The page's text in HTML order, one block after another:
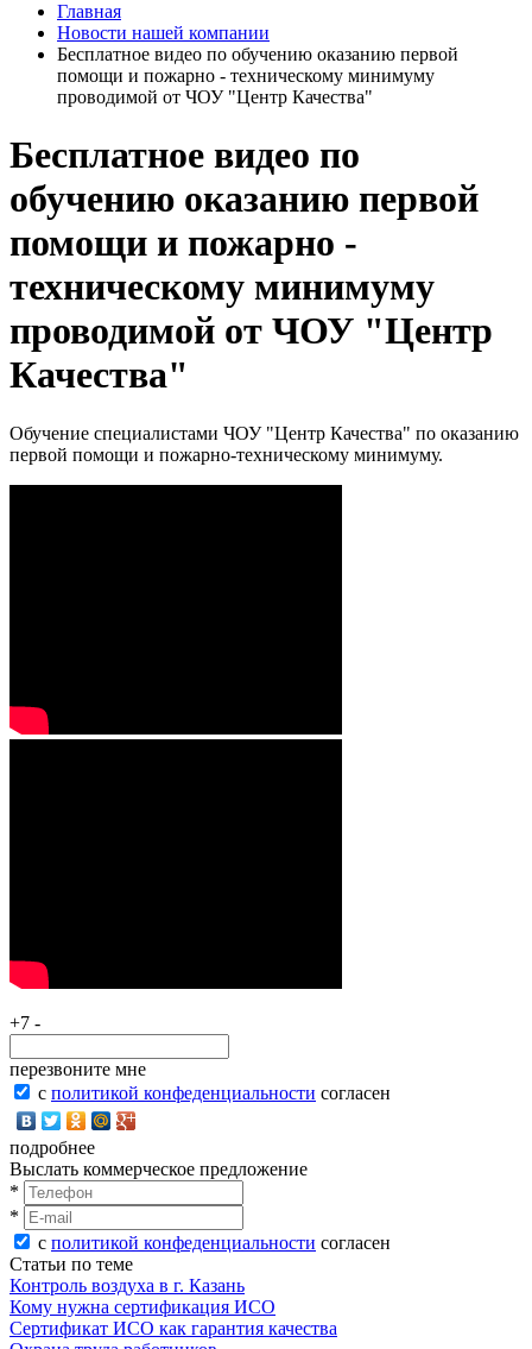
Главная
Новости нашей компании
Бесплатное видео по обучению оказанию первой
помощи и пожарно - техническому минимуму
проводимой от ЧОУ "Центр Качества"
Бесплатное видео по
обучению оказанию первой
помощи и пожарно -
техническому минимуму
проводимой от ЧОУ "Центр
Качества"
Обучение специалистами ЧОУ "Центр Качества" по оказанию
первой помощи и пожарно-техническому минимуму.
+7 -
перезвоните мне
с политикой конфеденциальности согласен
подробнее
Выслать коммерческое предложение
*
*
с политикой конфеденциальности согласен
Статьи по теме
Контроль воздуха в г. Казань
Кому нужна сертификация ИСО
Сертификат ИСО как гарантия качества